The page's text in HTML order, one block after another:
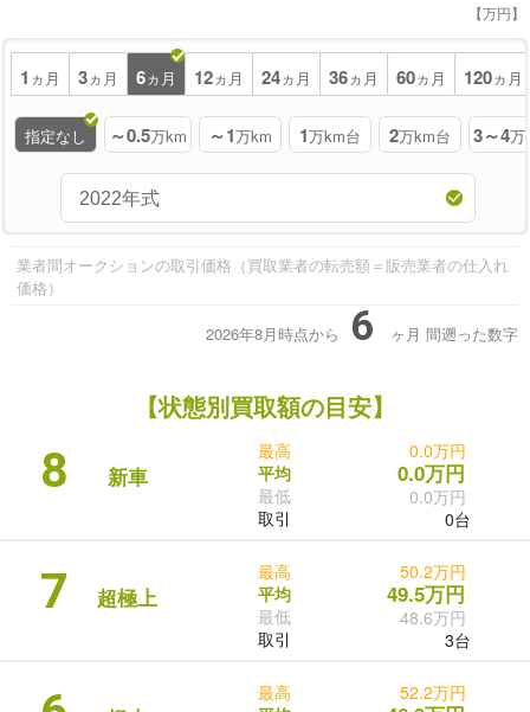
【万円】
1 ヵ月 3ヵ月 6ヵ月 12ヵ月 24ヵ月 36ヵ月 60ヵ月 120ヵ月
指定なし ～0.5万km ～1万km 1万km台 2万km台 3～4万
業者間オークションの取引価格（買取業者の転売額＝販売業者の仕入れ
価格）
2026年8月時点から 6 ヶ月 間遡った数字
【状態別買取額の目安】
8 新車
最高
平均
最低
取引
0.0万円
0.0万円
0.0万円
0台
7 超極上
最高
平均
最低
取引
50.2万円
49.5万円
48.6万円
3台
最高
52.2万円